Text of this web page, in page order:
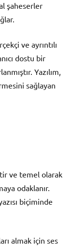
şaheserler
ve ayrıntılı
dostu bir
Yazılım,
sağlayan
ve temel olarak
odaklanır.
biçiminde
almak için ses